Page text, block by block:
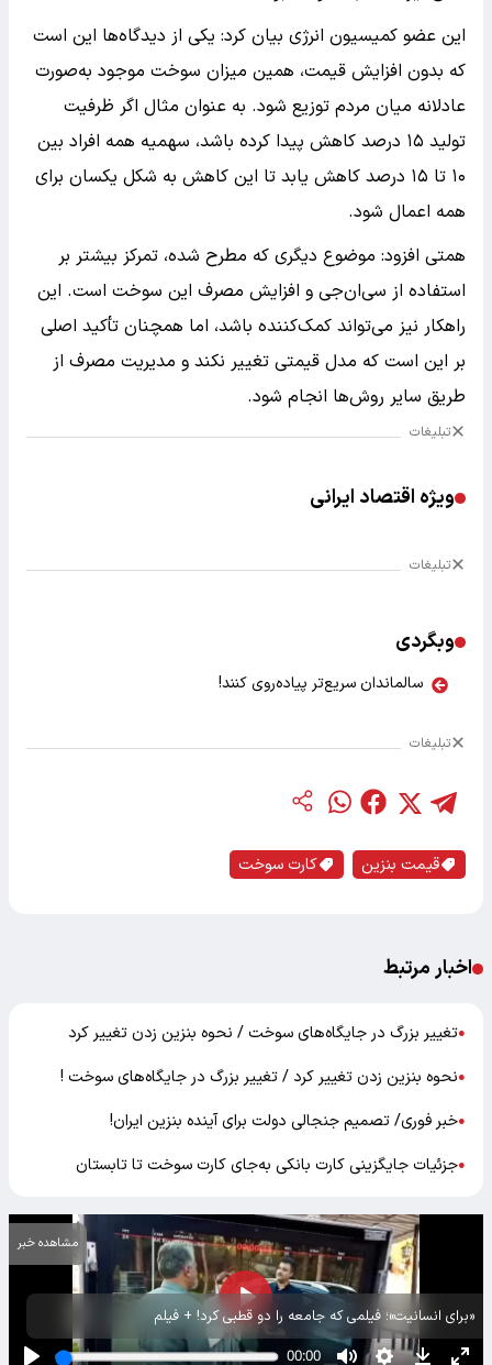
این عضو کمیسیون انرژی بیان کرد: یکی از دیدگاه‌ها این است
که بدون افزایش قیمت، همین میزان سوخت موجود به‌صورت
عادلانه میان مردم توزیع شود. به عنوان مثال اگر ظرفیت
تولید ۱۵ درصد کاهش پیدا کرده باشد، سهمیه همه افراد بین
۱۰ تا ۱۵ درصد کاهش یابد تا این کاهش به شکل یکسان برای
همه اعمال شود.
همتی افزود: موضوع دیگری که مطرح شده، تمرکز بیشتر بر
استفاده از سی‌ان‌جی و افزایش مصرف این سوخت است. این
راهکار نیز می‌تواند کمک‌کننده باشد، اما همچنان تأکید اصلی
بر این است که مدل قیمتی تغییر نکند و مدیریت مصرف از
طریق سایر روش‌ها انجام شود.
تبلیغات
ویژه اقتصاد ایرانی
تبلیغات
وبگردی
سالماندان سریع‌تر پیاده‌روی کنند!
تبلیغات
قیمت بنزین کارت سوخت
اخبار مرتبط
●تغییر بزرگ در جایگاه‌های سوخت / نحوه بنزین زدن تغییر کرد
●نحوه بنزین زدن تغییر کرد / تغییر بزرگ در جایگاه‌های سوخت !
●خبر فوری/ تصمیم جنجالی دولت برای آینده بنزین ایران!
●جزئیات جایگزینی کارت بانکی به‌جای کارت سوخت تا تابستان
«برای انسانیت»؛ فیلمی که جامعه را دو قطبی کرد! + فیلم
مشاهده خبر